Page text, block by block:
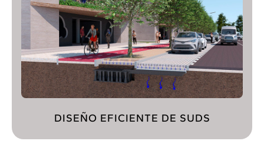
DISEÑO EFICIENTE DE SUDS